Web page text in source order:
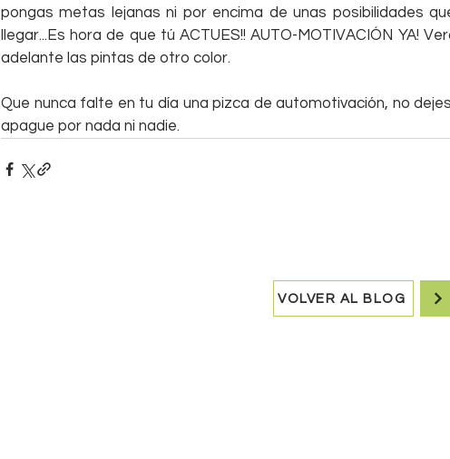
pongas metas lejanas ni por encima de unas posibilidades
llegar...Es hora de que tú ACTUES!! AUTO-MOTIVACIÓN YA!
adelante las pintas de otro color.
Que nunca falte en tu día una pizca de automotivación, no
apague por nada ni nadie.
VOLVER AL BLOG